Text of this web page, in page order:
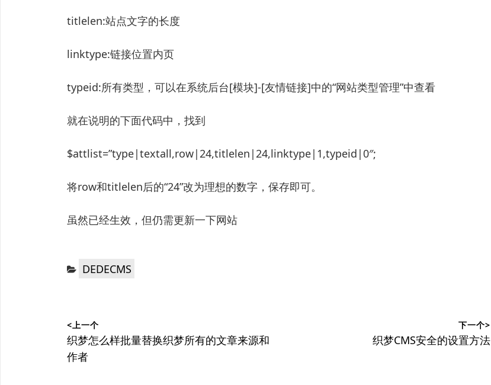
titlelen:站点文字的长度
linktype:链接位置内页
typeid:所有类型，可以在系统后台[模块]-[友情链接]中的“网站类型管理”中查看
就在说明的下面代码中，找到
$attlist=”type|textall,row|24,titlelen|24,linktype|1,typeid|0″;
将row和titlelen后的“24”改为理想的数字，保存即可。
虽然已经生效，但仍需更新一下网站
分 DEDECMS
章
导
<上一个
上
篇
织梦怎么样批量替换织梦所有的文章来源和
作者
下一个>
下
织梦CMS安全的设置方法